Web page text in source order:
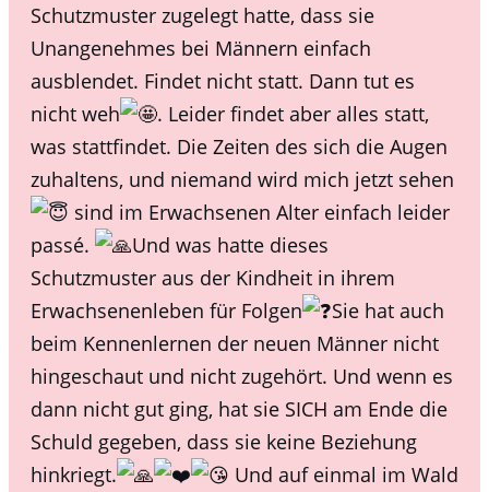
Schutzmuster zugelegt hatte, dass sie
Unangenehmes bei Männern einfach
ausblendet. Findet nicht statt. Dann tut es
nicht weh
. Leider findet aber alles statt,
was stattfindet. Die Zeiten des sich die Augen
zuhaltens, und niemand wird mich jetzt sehen
sind im Erwachsenen Alter einfach leider
passé.
Und was hatte dieses
Schutzmuster aus der Kindheit in ihrem
Erwachsenenleben für Folgen
Sie hat auch
beim Kennenlernen der neuen Männer nicht
hingeschaut und nicht zugehört. Und wenn es
dann nicht gut ging, hat sie SICH am Ende die
Schuld gegeben, dass sie keine Beziehung
hinkriegt.
Und auf einmal im Wald